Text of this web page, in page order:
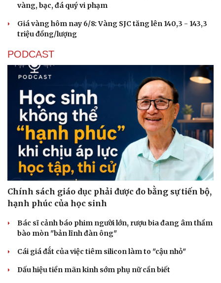
Cải chính
vàng, bạc, đá quý vi phạm
Giá vàng hôm nay 6/8: Vàng SJC tăng lên 140,3 - 143,3
triệu đồng/lượng
PODCAST
Chính sách giáo dục phải được đo bằng sự tiến bộ,
hạnh phúc của học sinh
Bác sĩ cảnh báo phim người lớn, rượu bia đang âm thầm
bào mòn "bản lĩnh đàn ông"
Cái giá đắt của việc tiêm silicon làm to "cậu nhỏ"
Dấu hiệu tiền mãn kinh sớm phụ nữ cần biết